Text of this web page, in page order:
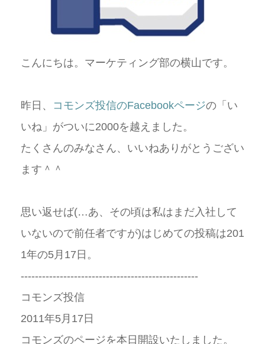
こんにちは。マーケティング部の横山です。
昨日、 コモンズ投信のFacebookページの「い
いね」がついに2000を越えました。
たくさんのみなさん、いいねありがとうござい
ます＾＾
思い返せば(…あ、その頃は私はまだ入社して
いないので前任者ですが)はじめての投稿は201
1年の5月17日。
--------------------------------------------------
コモンズ投信
2011年5月17日
コモンズのページを本日開設いたしました。